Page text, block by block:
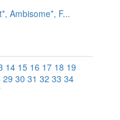
Ambisome*, F...
14 15 16 17 18 19
29 30 31 32 33 34